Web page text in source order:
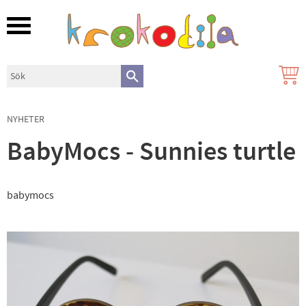
Meny
NYHETER
BabyMocs - Sunnies turtle
babymocs